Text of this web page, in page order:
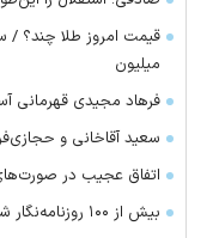
میلیون
فرهاد مجیدی قهرمانی
سعید آقاخانی و
اتفاق عجیب در
بیش از ۱۰۰ روزنامه‌نگار شغل‌شان را از دست داده‌اند